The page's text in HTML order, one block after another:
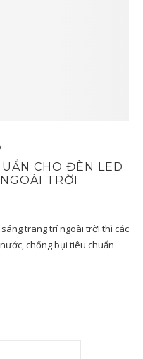
CHO ĐÈN LED
TRỜI
trang trí ngoài trời thì các
chống bụi tiêu chuẩn